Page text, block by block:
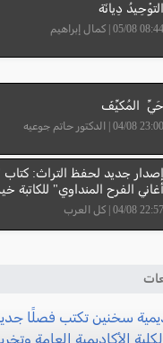
التوْحِيدُ دِيانَة
08:44 05/08 | كمال إبراهيم
حَيِّ المُكيِّفَ
23:00 04/08 | الدكتور حاتم جوعيه
إصدار جديد لحفظ التراث: كتاب
أغاني الفرح المنداوي" للكاتبة
22:57 04/08 | كل العرب